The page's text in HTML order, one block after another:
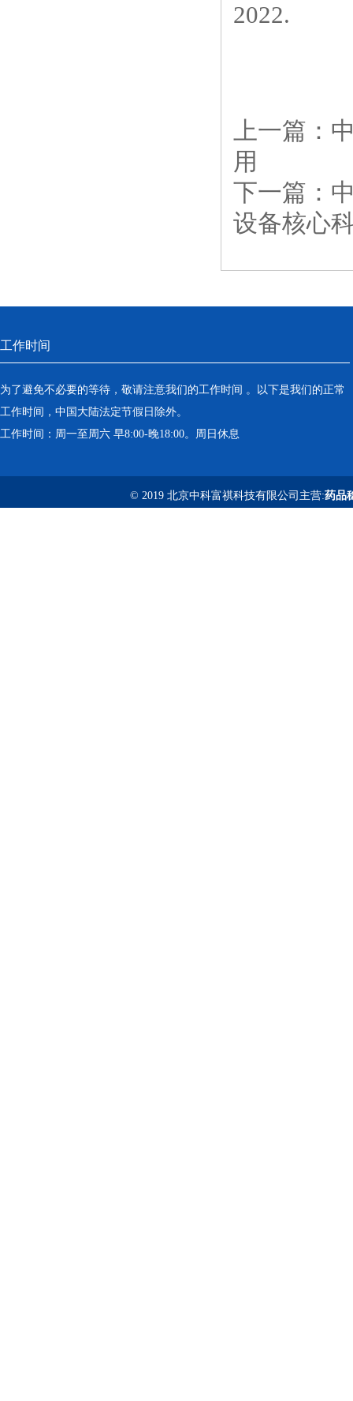
2022.
上一篇：
用
下一篇：
设备核心
工作时间
为了避免不必要的等待，敬请注意我们的工作时间 。以下是我们的正常
工作时间，中国大陆法定节假日除外。
工作时间：周一至周六 早8:00-晚18:00。周日休息
© 2019 北京中科富祺科技有限公司主营:药品